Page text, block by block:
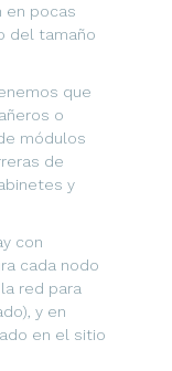
en pocas
del tamaño
que
o
módulos
de
y
con
cada nodo
red para
y en
en el sitio